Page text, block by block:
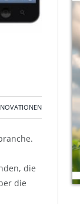
die
die